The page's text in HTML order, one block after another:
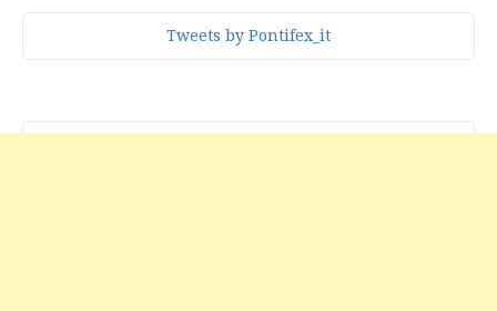
Tweets by Pontifex_it